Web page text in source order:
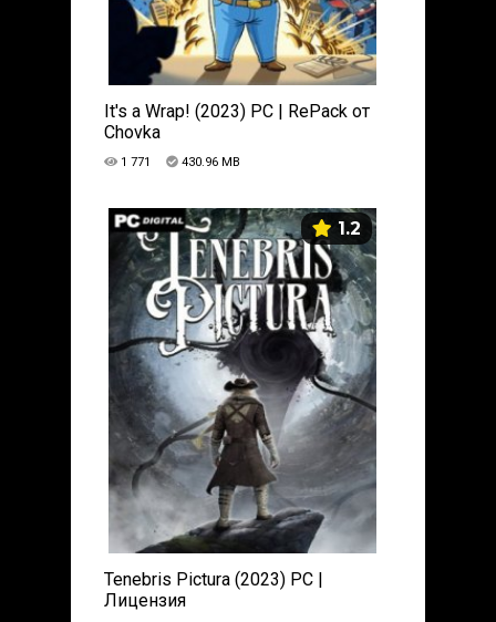
It's a Wrap! (2023) PC | RePack от
Chovka
1 771 430.96 MB
1.2
Tenebris Pictura (2023) PC |
Лицензия